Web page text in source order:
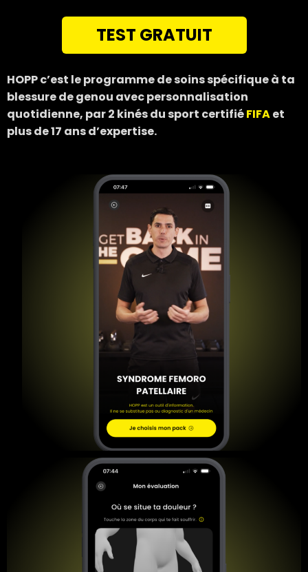
TEST GRATUIT
HOPP c’est le programme de soins spécifique à ta
blessure de genou avec personnalisation
quotidienne, par 2 kinés du sport certifiéFIFAet
plus de 17 ans d’expertise.